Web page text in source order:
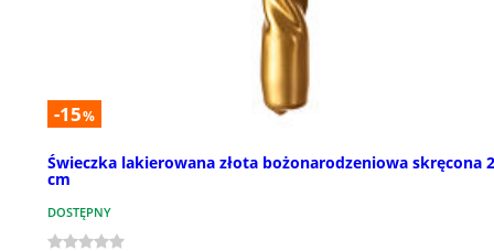
-15%
Świeczka lakierowana złota bożonarodzeniowa skręcona
cm
DOSTĘPNY